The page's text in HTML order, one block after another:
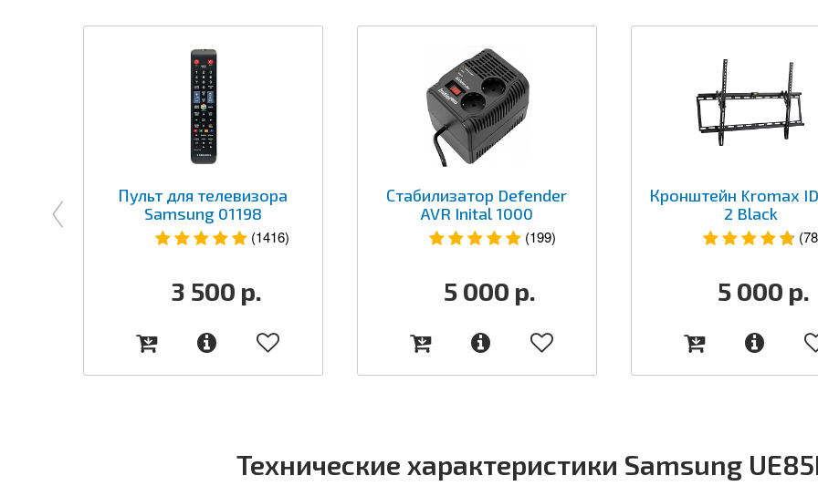
Пульт для телевизора
Samsung 01198
(1416)
3 500 р.
Стабилизатор Defender
AVR Inital 1000
(199)
5 000 р.
Кронштейн Kromax
2 Black
5 000 р.
Технические характеристики Samsung